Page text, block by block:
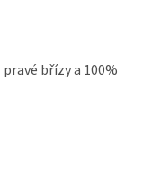
břízy a 100%